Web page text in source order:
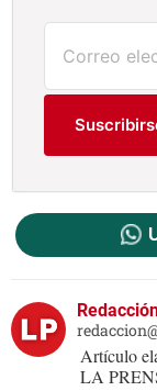
Artículo
LA